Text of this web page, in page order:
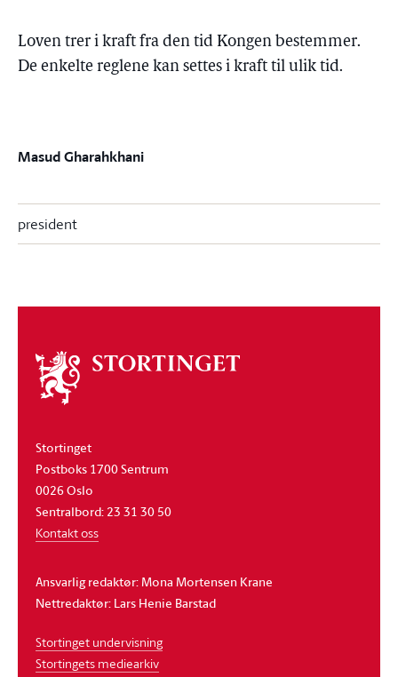
Loven trer i kraft fra den tid Kongen bestemmer.
De enkelte reglene kan settes i kraft til ulik tid.
Masud Gharahkhani
president
Om
stortinget
Stortinget
Postboks 1700 Sentrum
0026 Oslo
Sentralbord: 23 31 30 50
Kontakt oss
Ansvarlig redaktør: Mona Mortensen Krane
Nettredaktør: Lars Henie Barstad
Stortinget undervisning
Stortingets mediearkiv